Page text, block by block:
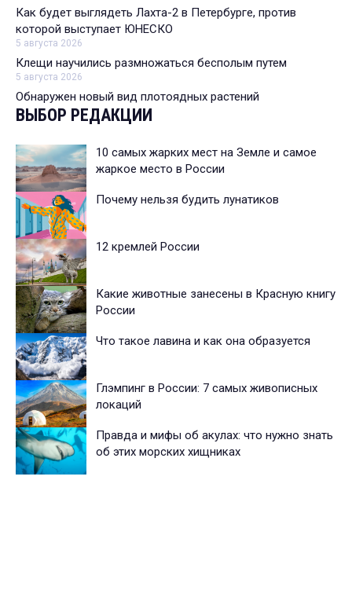
Как будет выглядеть Лахта-2 в Петербурге, против
которой выступает ЮНЕСКО
5 августа 2026
Клещи научились размножаться бесполым путем
5 августа 2026
Обнаружен новый вид плотоядных растений
ВЫБОР РЕДАКЦИИ
10 самых жарких мест на Земле и самое
жаркое место в России
Почему нельзя будить лунатиков
12 кремлей России
Какие животные занесены в Красную книгу
России
Что такое лавина и как она образуется
Глэмпинг в России: 7 самых живописных
локаций
Правда и мифы об акулах: что нужно знать
об этих морских хищниках